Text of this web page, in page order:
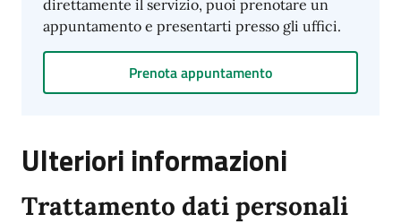
direttamente il servizio, puoi prenotare un
appuntamento e presentarti presso gli uffici.
Prenota appuntamento
Ulteriori informazioni
Trattamento dati personali